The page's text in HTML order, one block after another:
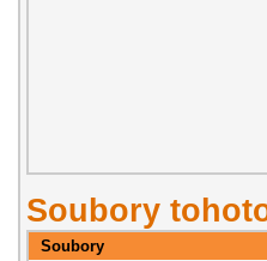
Soubory
Soubory